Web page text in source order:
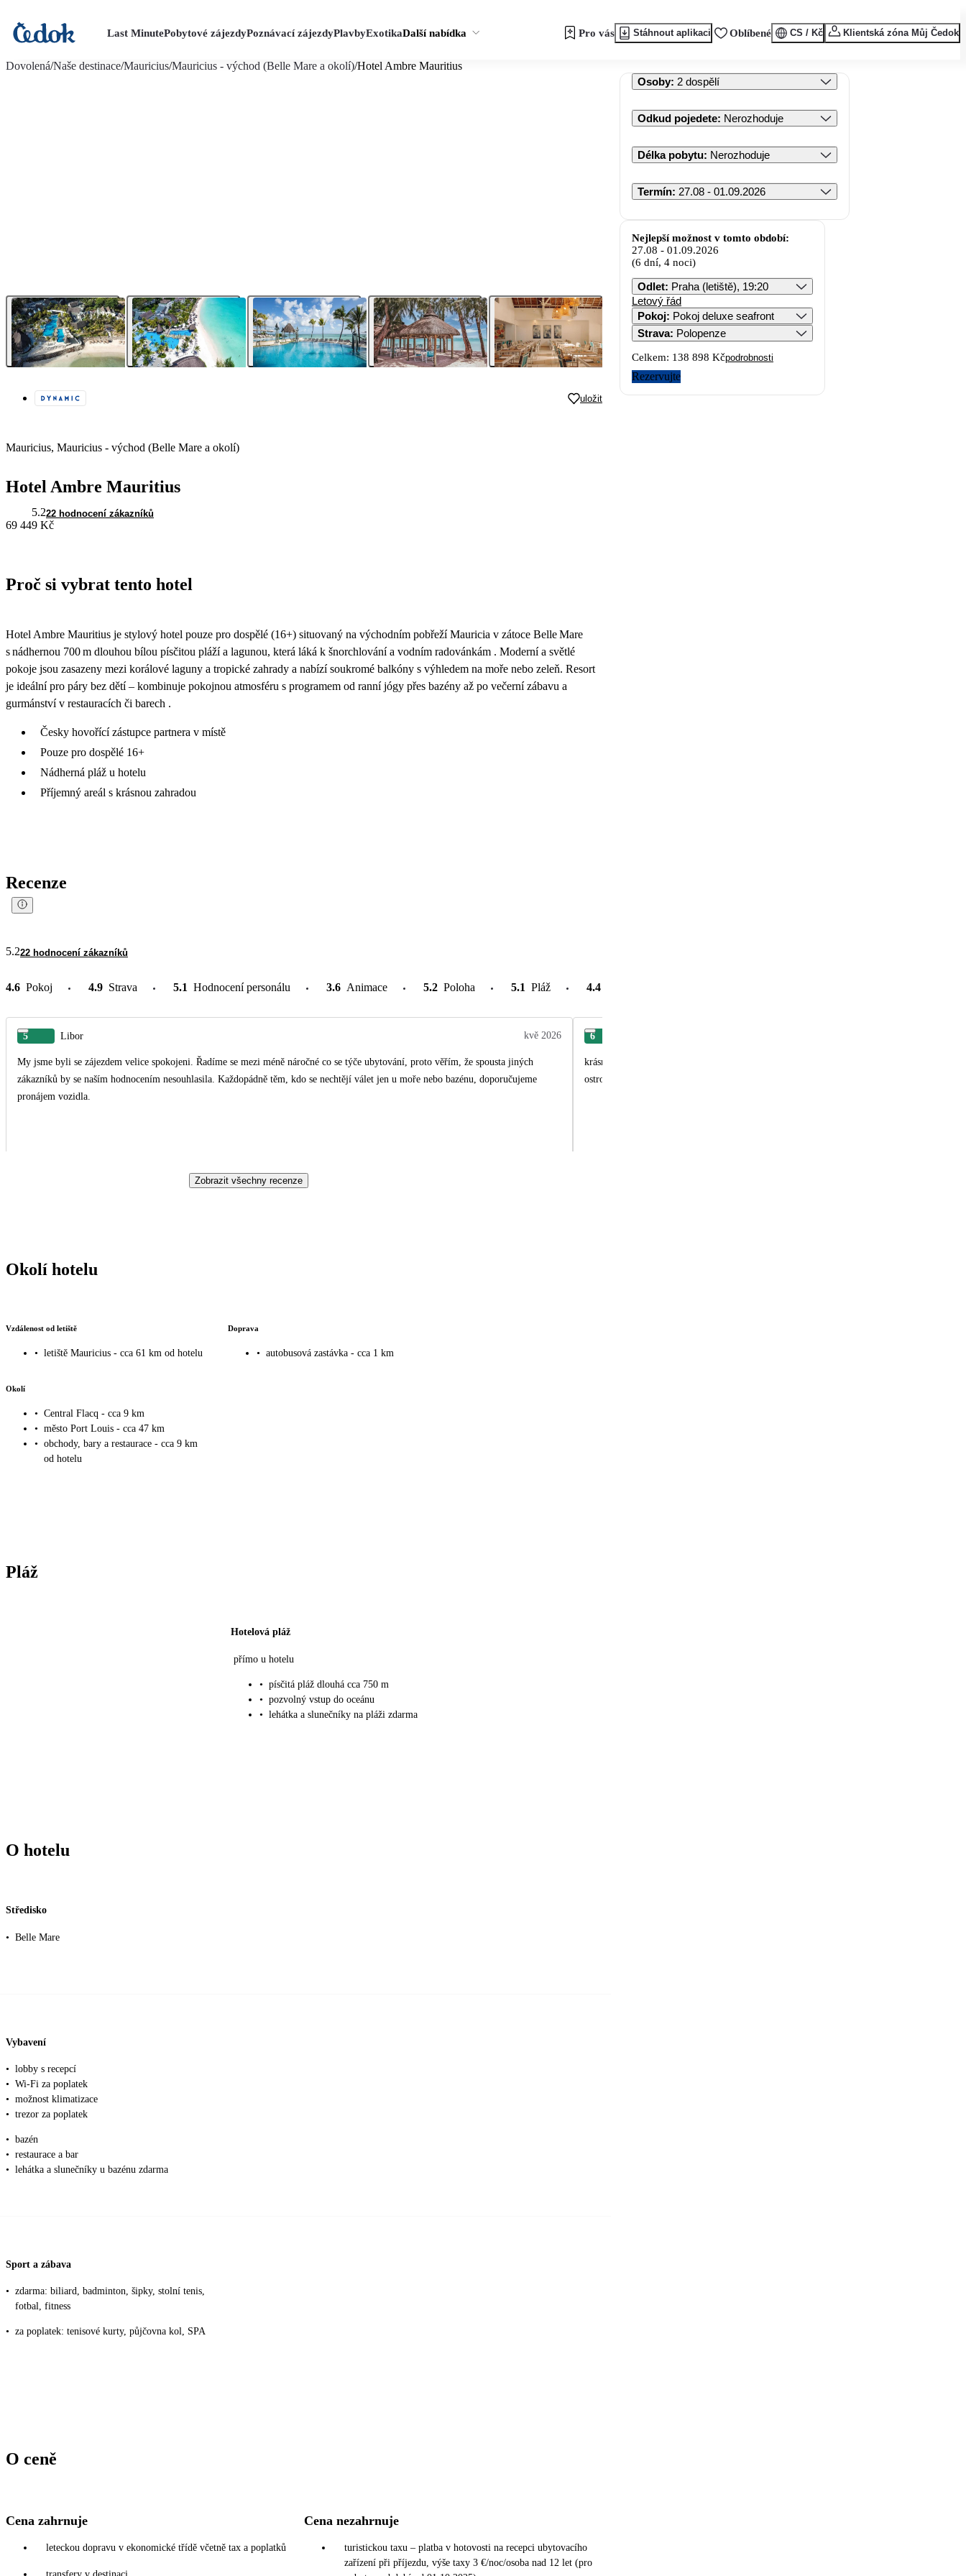
Last MinutePobytové zájezdyPoznávací zájezdyPlavbyExotikaDalší nabídka Pro vás Stáhnout aplikaci Oblíbené CS / Kč Klientská zóna Můj Čedok
Dovolená/Naše destinace/Mauricius/Mauricius - východ (Belle Mare a okolí)/Hotel Ambre Mauritius
uložit
Mauricius, Mauricius - východ (Belle Mare a okolí)
Hotel Ambre Mauritius
5.222 hodnocení zákazníků
69 449 Kč
Proč si vybrat tento hotel
Hotel Ambre Mauritius je stylový hotel pouze pro dospělé (16+) situovaný na východním pobřeží Mauricia v zátoce Belle Mare
s nádhernou 700 m dlouhou bílou písčitou pláží a lagunou, která láká k šnorchlování a vodním radovánkám . Moderní a světlé
pokoje jsou zasazeny mezi korálové laguny a tropické zahrady a nabízí soukromé balkóny s výhledem na moře nebo zeleň. Resort
je ideální pro páry bez dětí – kombinuje pokojnou atmosféru s programem od ranní jógy přes bazény až po večerní zábavu a
gurmánství v restauracích či barech .
Česky hovořící zástupce partnera v místě
Pouze pro dospělé 16+
Nádherná pláž u hotelu
Příjemný areál s krásnou zahradou
Recenze
5.222 hodnocení zákazníků
4.6 Pokoj 4.9 Strava 5.1 Hodnocení personálu 3.6 Animace 5.2 Poloha 5.1 Pláž 4.4
5 Libor kvě 2026
My jsme byli se zájezdem velice spokojeni. Řadíme se mezi méně náročné co se týče ubytování, proto věřím, že spousta jiných
zákazníků by se naším hodnocením nesouhlasila. Každopádně těm, kdo se nechtějí válet jen u moře nebo bazénu, doporučujeme
pronájem vozidla.
6
krásne prostredie, úžasní ľudia a krajina, stále je čo objavovať výlety - výstup na Le Morne, juhozápad krajiny a lodný výlet po
ostrovoch - vynikajúca organizácia zo strany delegátky Petry, úžasní sprievodcovia
Zobrazit všechny recenze
Okolí hotelu
Vzdálenost od letiště
• letiště Mauricius - cca 61 km od hotelu
Doprava
• autobusová zastávka - cca 1 km
Okolí
• Central Flacq - cca 9 km
• město Port Louis - cca 47 km
• obchody, bary a restaurace - cca 9 km
od hotelu
Pláž
Hotelová pláž
přímo u hotelu
• písčitá pláž dlouhá cca 750 m
• pozvolný vstup do oceánu
• lehátka a slunečníky na pláži zdarma
O hotelu
Středisko
• Belle Mare
Vybavení
• lobby s recepcí
• Wi-Fi za poplatek
• možnost klimatizace
• trezor za poplatek
• bazén
• restaurace a bar
• lehátka a slunečníky u bazénu zdarma
Sport a zábava
• zdarma: biliard, badminton, šipky, stolní tenis,
fotbal, fitness
• za poplatek: tenisové kurty, půjčovna kol, SPA
O ceně
Cena zahrnuje
leteckou dopravu v ekonomické třídě včetně tax a poplatků
Cena nezahrnuje
turistickou taxu – platba v hotovosti na recepci ubytovacího
zařízení při příjezdu, výše taxy 3 €/noc/osoba nad 12 let (pro
Osoby: 2 dospělí
Odkud pojedete: Nerozhoduje
Délka pobytu: Nerozhoduje
Termín: 27.08 - 01.09.2026
Nejlepší možnost v tomto období:
27.08 - 01.09.2026
(6 dní, 4 noci)
Odlet: Praha (letiště), 19:20
Letový řád
Pokoj:
Pokoj deluxe seafront
Strava: Polopenze
Celkem: 138 898 Kčpodrobnosti
Rezervujte